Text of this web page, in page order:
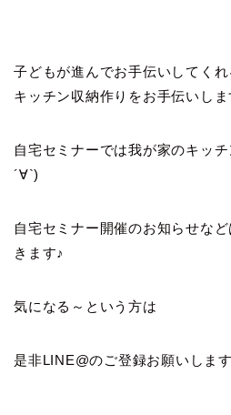
子どもが進んでお手伝いしてくれ
キッチン収納作りをお手伝いしま
自宅セミナーでは我が家のキッ
´∀`)
自宅セミナー開催のお知らせな
きます♪
気になる～という方は
是非LINE@のご登録お願いしま